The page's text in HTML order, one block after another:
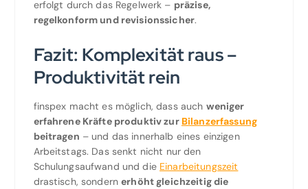
erfolgt durch das Regelwerk – präzise,
regelkonform und revisionssicher.
Fazit: Komplexität raus –
Produktivität rein
finspex macht es möglich, dass auch weniger
erfahrene Kräfte produktiv zur Bilanzerfassung
beitragen – und das innerhalb eines einzigen
Arbeitstags. Das senkt nicht nur den
Schulungsaufwand und die Einarbeitungszeit
drastisch, sondernerhöht gleichzeitig die